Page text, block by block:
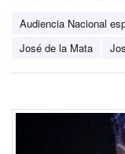
Audiencia Nacional
José de la Mata